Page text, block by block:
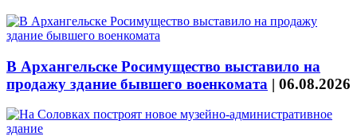
В Архангельске Росимущество выставило на
продажу здание бывшего военкомата | 06.08.2026